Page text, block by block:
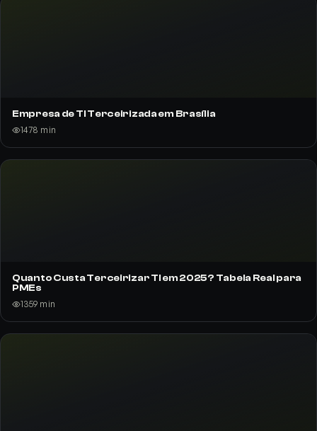
PMEs
1359 min
Empresa de TI Terceirizada em Itu, Salto e Indaiatuba
(SP)
1328 min